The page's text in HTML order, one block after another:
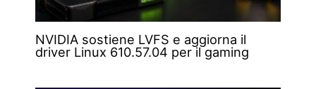
NVIDIA sostiene LVFS e aggiorna il
driver Linux 610.57.04 per il gaming